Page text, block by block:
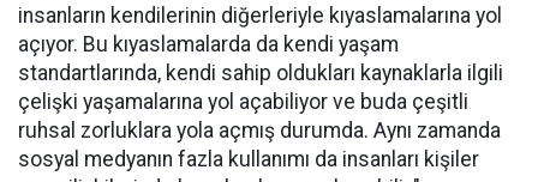
insanların kendilerinin diğerleriyle kıyaslamalarına yol
açıyor. Bu kıyaslamalarda da kendi yaşam
standartlarında, kendi sahip oldukları kaynaklarla ilgili
çelişki yaşamalarına yol açabiliyor ve buda çeşitli
ruhsal zorluklara yola açmış durumda. Aynı zamanda
sosyal medyanın fazla kullanımı da insanları kişiler